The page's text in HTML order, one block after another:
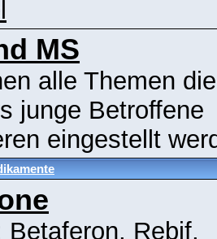
MS
alle Themen die
junge Betroffene
eingestellt
Betaferon, Rebif,